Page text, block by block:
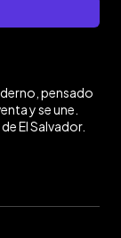
pensado
y se une.
El Salvador.